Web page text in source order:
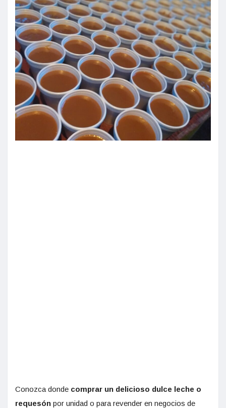
Conozca donde comprar un delicioso dulce leche o
requesón por unidad o para revender en negocios de